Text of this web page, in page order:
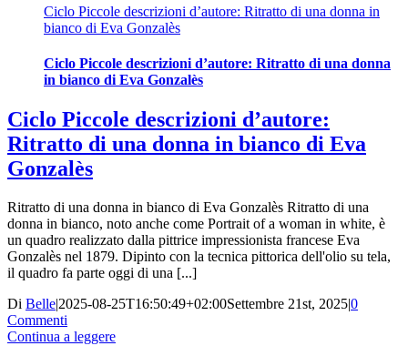
Ciclo Piccole descrizioni d’autore: Ritratto di una donna in
bianco di Eva Gonzalès
Ciclo Piccole descrizioni d’autore: Ritratto di una donna
in bianco di Eva Gonzalès
Ciclo Piccole descrizioni d’autore:
Ritratto di una donna in bianco di Eva
Gonzalès
Ritratto di una donna in bianco di Eva Gonzalès Ritratto di una
donna in bianco, noto anche come Portrait of a woman in white, è
un quadro realizzato dalla pittrice impressionista francese Eva
Gonzalès nel 1879. Dipinto con la tecnica pittorica dell'olio su tela,
il quadro fa parte oggi di una [...]
Di Belle|2025-08-25T16:50:49+02:00Settembre 21st, 2025|0
Commenti
Continua a leggere